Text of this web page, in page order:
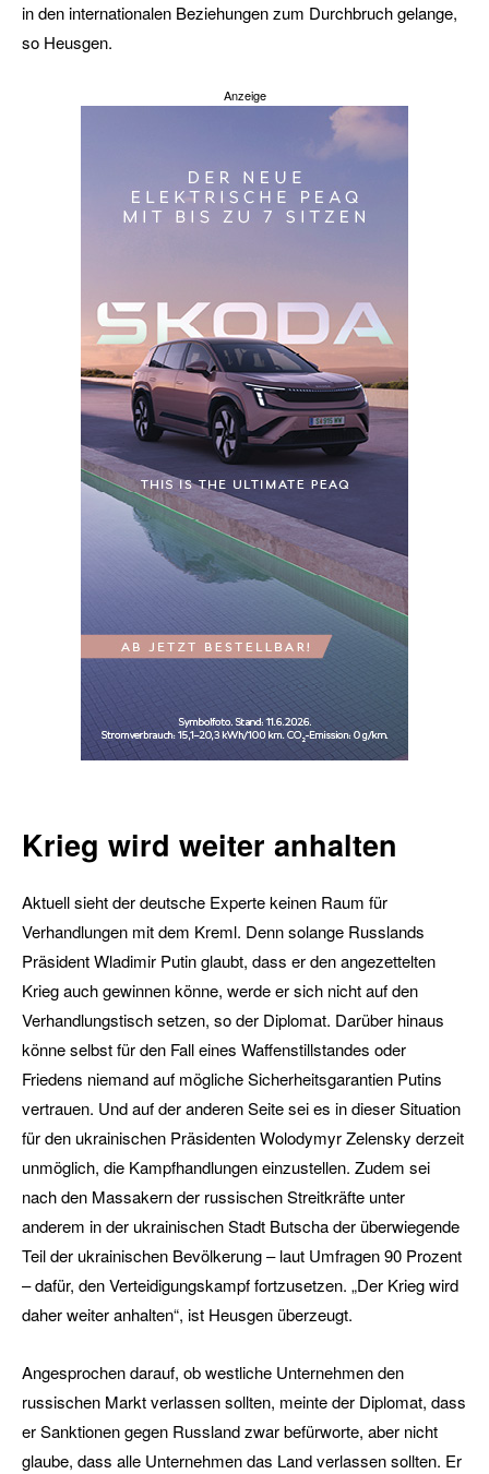
in den internationalen Beziehungen zum Durchbruch gelange,
so Heusgen.
Anzeige
Krieg wird weiter anhalten
Aktuell sieht der deutsche Experte keinen Raum für
Verhandlungen mit dem Kreml. Denn solange Russlands
Präsident Wladimir Putin glaubt, dass er den angezettelten
Krieg auch gewinnen könne, werde er sich nicht auf den
Verhandlungstisch setzen, so der Diplomat. Darüber hinaus
könne selbst für den Fall eines Waffenstillstandes oder
Friedens niemand auf mögliche Sicherheitsgarantien Putins
vertrauen. Und auf der anderen Seite sei es in dieser Situation
für den ukrainischen Präsidenten Wolodymyr Zelensky derzeit
unmöglich, die Kampfhandlungen einzustellen. Zudem sei
nach den Massakern der russischen Streitkräfte unter
anderem in der ukrainischen Stadt Butscha der überwiegende
Teil der ukrainischen Bevölkerung – laut Umfragen 90 Prozent
– dafür, den Verteidigungskampf fortzusetzen. „Der Krieg wird
daher weiter anhalten“, ist Heusgen überzeugt.
Angesprochen darauf, ob westliche Unternehmen den
russischen Markt verlassen sollten, meinte der Diplomat, dass
er Sanktionen gegen Russland zwar befürworte, aber nicht
glaube, dass alle Unternehmen das Land verlassen sollten. Er